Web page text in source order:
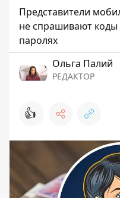
Представители
не спрашивают коды
паролях
Ольга Палий
РЕДАКТОР
👍